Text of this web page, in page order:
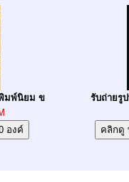
มพ์นิยม ข
รับถ่ายรู